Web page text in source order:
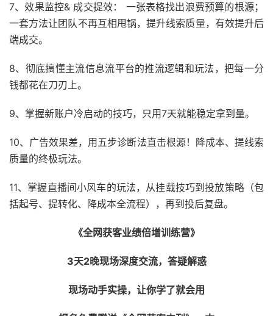
7、效果监控& 成交提效： 一张表格找出浪费预算的根源；
一套方法让团队不再互相甩锅，提升线索质量，有效提升后
端成交。
8、彻底搞懂主流信息流平台的推流逻辑和玩法，把每一分
钱都花在刀刃上。
9、掌握新账户冷启动的技巧，只用7天就能稳定拿到量。
10、广告效果差，用五步诊断法直击根源！降成本、提线索
质量的终极玩法。
11、掌握直播间小风车的玩法，从挂载技巧到投放策略（包
括起号、提转化、降成本全流程），再到投后复盘。
《全网获客业绩倍增训练营》
3天2晚现场深度交流，答疑解惑
现场动手实操，让你学了就会用